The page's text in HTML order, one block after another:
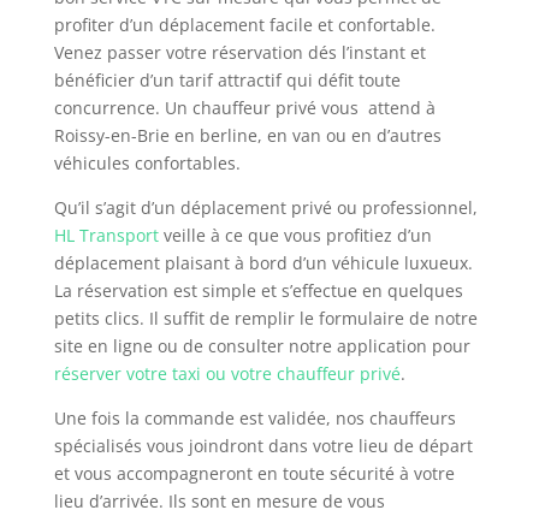
profiter d’un déplacement facile et confortable.
Venez passer votre réservation dés l’instant et
bénéficier d’un tarif attractif qui défit toute
concurrence. Un chauffeur privé vous attend à
Roissy-en-Brie en berline, en van ou en d’autres
véhicules confortables.
Qu’il s’agit d’un déplacement privé ou professionnel,
HL Transportveille à ce que vous profitiez d’un
déplacement plaisant à bord d’un véhicule luxueux.
La réservation est simple et s’effectue en quelques
petits clics. Il suffit de remplir le formulaire de notre
site en ligne ou de consulter notre application pour
réserver votre taxi ou votre chauffeur privé.
Une fois la commande est validée, nos chauffeurs
spécialisés vous joindront dans votre lieu de départ
et vous accompagneront en toute sécurité à votre
lieu d’arrivée. Ils sont en mesure de vous